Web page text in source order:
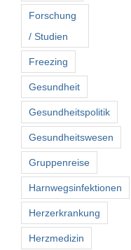
Forschung
/ Studien
Freezing
Gesundheit
Gesundheitspolitik
Gesundheitswesen
Gruppenreise
Harnwegsinfektionen
Herzerkrankung
Herzmedizin